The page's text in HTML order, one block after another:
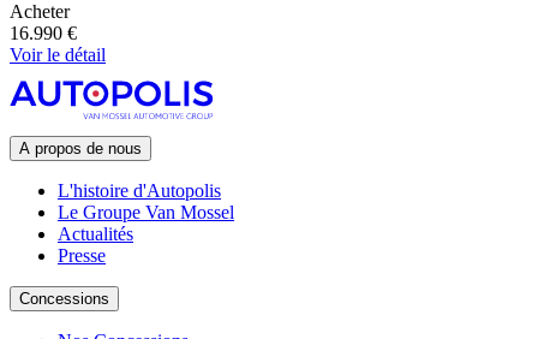
Acheter
16.990 €
Voir le détail
A propos de nous
L'histoire d'Autopolis
Le Groupe Van Mossel
Actualités
Presse
Concessions